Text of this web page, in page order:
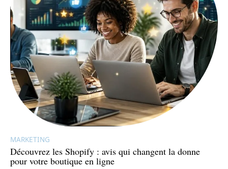
MARKETING
Découvrez les Shopify : avis qui changent la donne
pour votre boutique en ligne